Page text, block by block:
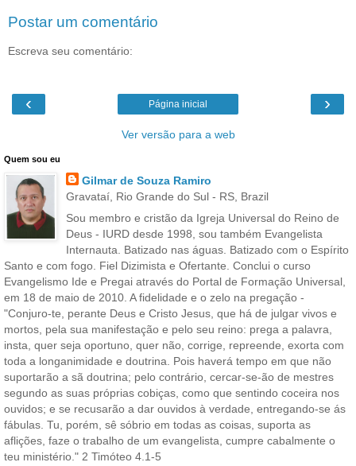
Postar um comentário
Escreva seu comentário:
‹ ›
Página inicial
Ver versão para a web
Quem sou eu
Gilmar de Souza Ramiro
Gravataí, Rio Grande do Sul - RS, Brazil
Sou membro e cristão da Igreja Universal do Reino de
Deus - IURD desde 1998, sou também Evangelista
Internauta. Batizado nas águas. Batizado com o Espírito
Santo e com fogo. Fiel Dizimista e Ofertante. Conclui o curso
Evangelismo Ide e Pregai através do Portal de Formação Universal,
em 18 de maio de 2010. A fidelidade e o zelo na pregação -
"Conjuro-te, perante Deus e Cristo Jesus, que há de julgar vivos e
mortos, pela sua manifestação e pelo seu reino: prega a palavra,
insta, quer seja oportuno, quer não, corrige, repreende, exorta com
toda a longanimidade e doutrina. Pois haverá tempo em que não
suportarão a sã doutrina; pelo contrário, cercar-se-ão de mestres
segundo as suas próprias cobiças, como que sentindo coceira nos
ouvidos; e se recusarão a dar ouvidos à verdade, entregando-se ás
fábulas. Tu, porém, sê sóbrio em todas as coisas, suporta as
aflições, faze o trabalho de um evangelista, cumpre cabalmente o
teu ministério." 2 Timóteo 4.1-5